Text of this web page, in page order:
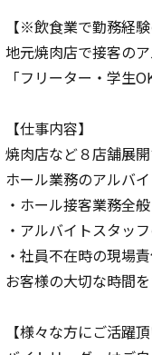
【※飲食業で勤務経験
地元焼肉店で接客の
「フリーター・学生
【仕事内容】
焼肉店など８店舗展開
ホール業務のアルバ
・ホール接客業務全般
・アルバイトスタッ
・社員不在時の現場
お客様の大切な時間
【様々な方にご活躍